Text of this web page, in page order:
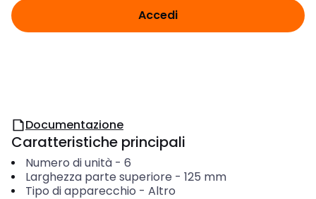
Accedi
Documentazione
Caratteristiche principali
Numero di unità- 6
Larghezza parte superiore - 125 mm
Tipo di apparecchio - Altro